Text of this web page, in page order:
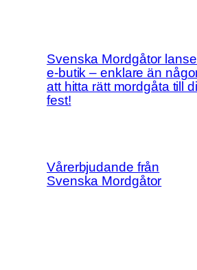
Svenska Mordgåtor
e-butik – enklare än
att hitta rätt mordgåta till
fest!
Vårerbjudande från
Svenska Mordgåtor